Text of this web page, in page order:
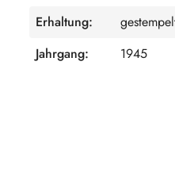
Erhaltung:
Jahrgang:
1945